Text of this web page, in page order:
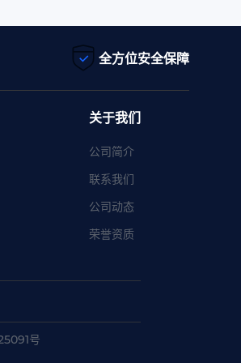
全方位安全保障
关于我们
公司简介
联系我们
公司动态
荣誉资质
号